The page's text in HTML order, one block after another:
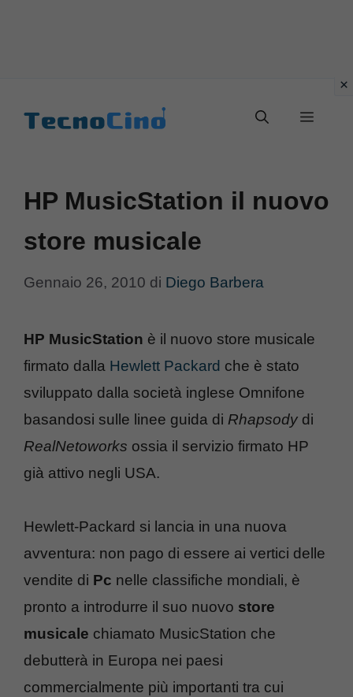
Menu
HP MusicStation il nuovo
store musicale
Gennaio 26, 2010 di Diego Barbera
HP MusicStation è il nuovo store musicale
firmato dalla Hewlett Packard che è stato
sviluppato dalla società inglese Omnifone
basandosi sulle linee guida di Rhapsody di
RealNetoworks ossia il servizio firmato HP
già attivo negli USA.
Hewlett-Packard si lancia in una nuova
avventura: non pago di essere ai vertici delle
vendite di Pc nelle classifiche mondiali, è
pronto a introdurre il suo nuovo store
musicale chiamato MusicStation che
debutterà in Europa nei paesi
commercialmente più importanti tra cui